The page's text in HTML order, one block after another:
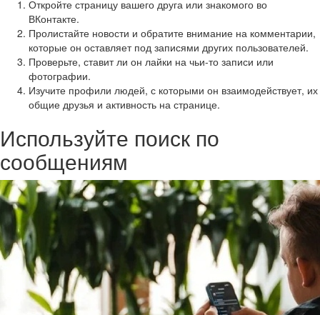
Откройте страницу вашего друга или знакомого во
ВКонтакте.
Пролистайте новости и обратите внимание на комментарии,
которые он оставляет под записями других пользователей.
Проверьте, ставит ли он лайки на чьи-то записи или
фотографии.
Изучите профили людей, с которыми он взаимодействует, их
общие друзья и активность на странице.
Используйте поиск по
сообщениям